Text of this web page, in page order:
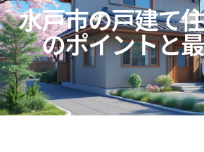
水戸市の戸建て
のポイントと